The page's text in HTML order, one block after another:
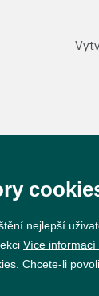
nejlepší
Více informací
Chcete-li